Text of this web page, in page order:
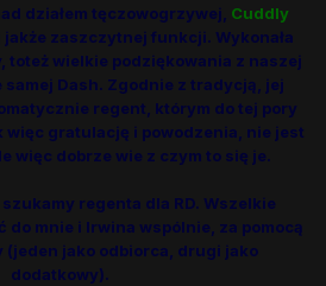
działem tęczowogrzywej, Cuddly
zaszczytnej funkcji. Wykonała
toteż wielkie podziękowania z naszej
samej Dash. Zgodnie z tradycją, jej
regent, którym do tej pory
więc gratulację i powodzenia, nie jest
więc dobrze wie z czym to się je.
regenta dla RD. Wszelkie
do mnie i Irwina wspólnie, za pomocą
(jeden jako odbiorca, drugi jako
dodatkowy).